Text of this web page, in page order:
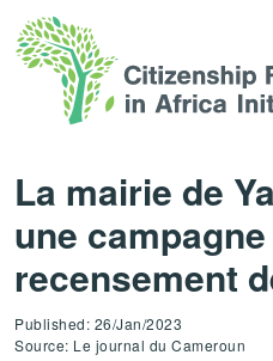
La mairie de
une
recensement
Published: 26/Jan/2023
Source: Le journal du Cameroun